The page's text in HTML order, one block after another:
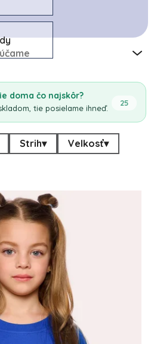
doma čo najskôr?
tie posielame ihneď.
25
Strih▾ Velkosť▾